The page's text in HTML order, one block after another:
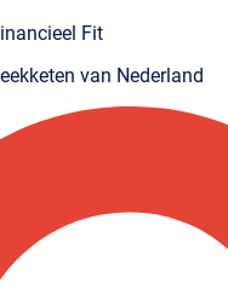
Fit
van Nederland